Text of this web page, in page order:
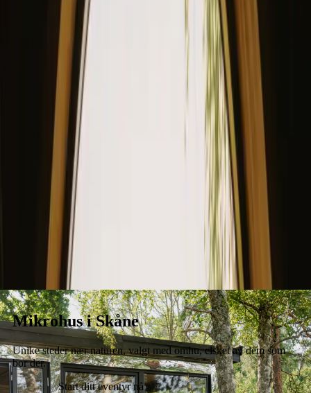
Gavekort
Mikrohus i Skåne
Unike steder nær naturen, valgt med omhu, elsket av dem som
bor der.
Start ditt eventyr nå